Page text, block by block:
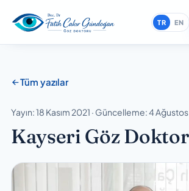
TR EN
Tüm yazılar
Yayın: 18 Kasım 2021 · Güncelleme: 4
Kayseri Göz